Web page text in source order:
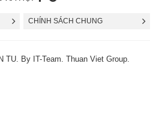
CHÍNH SÁCH CHUNG
TU. By IT-Team. Thuan Viet Group.